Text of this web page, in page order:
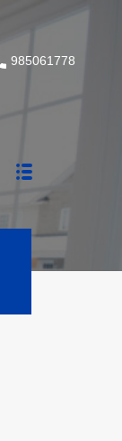
985061778